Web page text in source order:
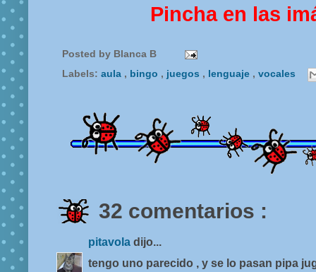
Pincha en las
Posted by Blanca B
Labels: aula , bingo , juegos , lenguaje , vocales
32 comentarios :
pitavola dijo...
tengo uno parecido , y se lo pasan pipa